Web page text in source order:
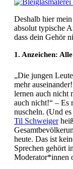
Deshalb hier
absolut typische
dass dein Gehör
1. Anzeichen:
„Die jungen
mehr
lernen auch nicht
auch nicht!“ – Es
nuscheln. (Und
Til Schweiger
heute. Das ist
Sprechen gehört
Moderator*innen